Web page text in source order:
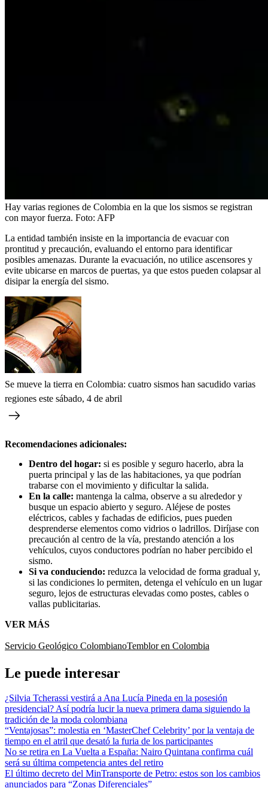
Hay varias regiones de Colombia en la que los sismos se registran
con mayor fuerza. Foto: AFP
La entidad también insiste en la importancia de evacuar con
prontitud y precaución, evaluando el entorno para identificar
posibles amenazas. Durante la evacuación, no utilice ascensores y
evite ubicarse en marcos de puertas, ya que estos pueden colapsar al
disipar la energía del sismo.
Se mueve la tierra en Colombia: cuatro sismos han sacudido varias
regiones este sábado, 4 de abril
Recomendaciones adicionales:
Dentro del hogar: si es posible y seguro hacerlo, abra la
puerta principal y las de las habitaciones, ya que podrían
trabarse con el movimiento y dificultar la salida.
En la calle: mantenga la calma, observe a su alrededor y
busque un espacio abierto y seguro. Aléjese de postes
eléctricos, cables y fachadas de edificios, pues pueden
desprenderse elementos como vidrios o ladrillos. Diríjase con
precaución al centro de la vía, prestando atención a los
vehículos, cuyos conductores podrían no haber percibido el
sismo.
Si va conduciendo: reduzca la velocidad de forma gradual y,
si las condiciones lo permiten, detenga el vehículo en un lugar
seguro, lejos de estructuras elevadas como postes, cables o
vallas publicitarias.
VER MÁS
Servicio Geológico ColombianoTemblor en Colombia
Le puede interesar
¿Silvia Tcherassi vestirá a Ana Lucía Pineda en la posesión
presidencial? Así podría lucir la nueva primera dama siguiendo la
tradición de la moda colombiana
“Ventajosas”: molestia en ‘MasterChef Celebrity’ por la ventaja de
tiempo en el atril que desató la furia de los participantes
No se retira en La Vuelta a España: Nairo Quintana confirma cuál
será su última competencia antes del retiro
El último decreto del MinTransporte de Petro: estos son los cambios
anunciados para “Zonas Diferenciales”